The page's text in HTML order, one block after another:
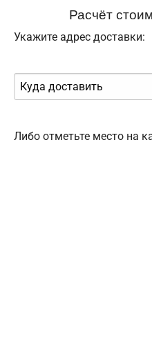
Расчёт
Укажите адрес доставки:
Либо отметьте место на